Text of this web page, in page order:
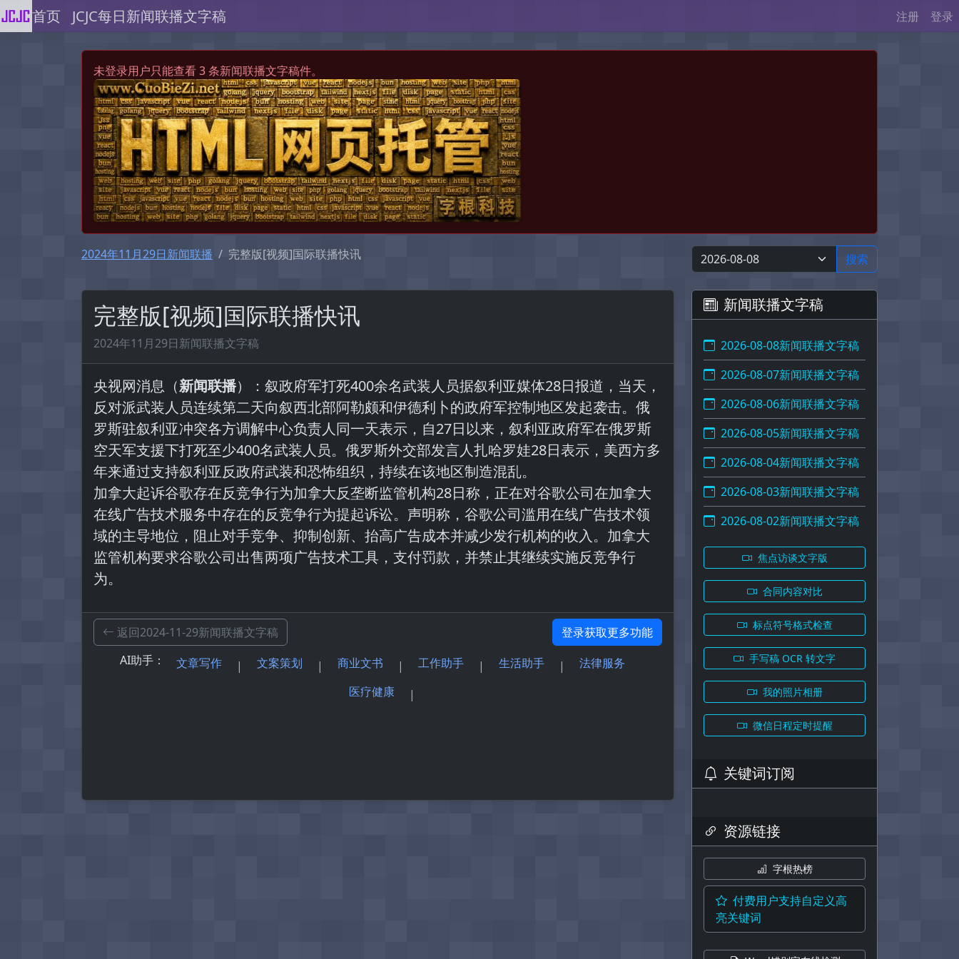
首页 JCJC每日新闻联播文字稿 注册 登录
未登录用户只能查看 3 条新闻联播文字稿件。
2024年11月29日新闻联播 完整版[视频]国际联播快讯 搜索
完整版[视频]国际联播快讯
2024年11月29日新闻联播文字稿
央视网消息（新闻联播）：叙政府军打死400余名武装人员据叙利亚媒体28日报道，当天，
反对派武装人员连续第二天向叙西北部阿勒颇和伊德利卜的政府军控制地区发起袭击。俄
罗斯驻叙利亚冲突各方调解中心负责人同一天表示，自27日以来，叙利亚政府军在俄罗斯
空天军支援下打死至少400名武装人员。俄罗斯外交部发言人扎哈罗娃28日表示，美西方多
年来通过支持叙利亚反政府武装和恐怖组织，持续在该地区制造混乱。
加拿大起诉谷歌存在反竞争行为加拿大反垄断监管机构28日称，正在对谷歌公司在加拿大
在线广告技术服务中存在的反竞争行为提起诉讼。声明称，谷歌公司滥用在线广告技术领
域的主导地位，阻止对手竞争、抑制创新、抬高广告成本并减少发行机构的收入。加拿大
监管机构要求谷歌公司出售两项广告技术工具，支付罚款，并禁止其继续实施反竞争行
为。
返回2024-11-29新闻联播文字稿
登录获取更多功能
AI助手：
文章写作 | 文案策划 | 商业文书 | 工作助手 | 生活助手 |
法律服务
医疗健康
|
新闻联播文字稿
2026-08-08新闻联播文字稿
2026-08-07新闻联播文字稿
2026-08-06新闻联播文字稿
2026-08-05新闻联播文字稿
2026-08-04新闻联播文字稿
2026-08-03新闻联播文字稿
2026-08-02新闻联播文字稿
焦点访谈文字版
合同内容对比
标点符号格式检查
手写稿 OCR 转文字
我的照片相册
微信日程定时提醒
关键词订阅
资源链接
字根热榜
付费用户支持自定义高
亮关键词